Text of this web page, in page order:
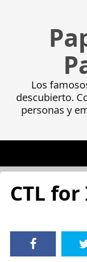
Los
descubierto.
personas y
CTL